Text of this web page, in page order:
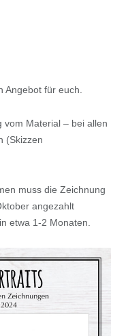
Angebot für euch.
vom Material – bei allen
(Skizzen
muss die Zeichnung
angezahlt
etwa 1-2 Monaten.